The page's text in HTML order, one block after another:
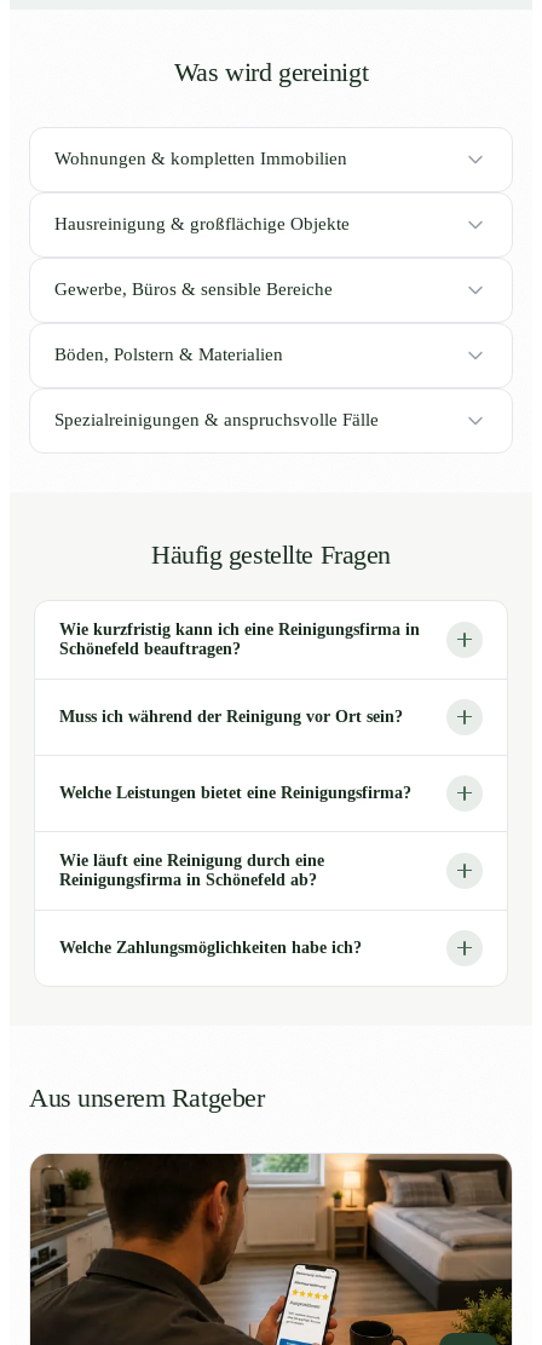
Was wird gereinigt
Wohnungen & kompletten Immobilien
Hausreinigung & großflächige Objekte
Gewerbe, Büros & sensible Bereiche
Böden, Polstern & Materialien
Spezialreinigungen & anspruchsvolle Fälle
Häufig gestellte Fragen
Wie kurzfristig kann ich eine Reinigungsfirma in
Schönefeld beauftragen?
Muss ich während der Reinigung vor Ort sein?
Welche Leistungen bietet eine Reinigungsfirma?
Wie läuft eine Reinigung durch eine
Reinigungsfirma in Schönefeld ab?
Welche Zahlungsmöglichkeiten habe ich?
Aus unserem Ratgeber